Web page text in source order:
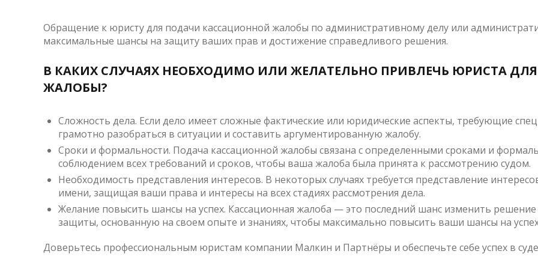
Обращение к юристу для подачи кассационной жалобы по административному делу или
максимальные шансы на защиту ваших прав и достижение справедливого решения.
В КАКИХ СЛУЧАЯХ НЕОБХОДИМО ИЛИ ЖЕЛАТЕЛЬНО ПРИВЛЕЧЬ ЮРИСТА
ЖАЛОБЫ?
Сложность дела. Если дело имеет сложные фактические или юридические аспекты, требующие
грамотно разобраться в ситуации и составить аргументированную жалобу.
Сроки и формальности. Подача кассационной жалобы связана с определенными сроками и
соблюдением всех требований и сроков, чтобы ваша жалоба была принята к рассмотрению судом.
Необходимость представления интересов. В некоторых случаях требуется представление
имени, защищая ваши права и интересы на всех стадиях рассмотрения дела.
Желание повысить шансы на успех. Кассационная жалоба — это последний шанс изменить
защиты, основанную на своем опыте и знаниях, чтобы максимально повысить ваши шансы на
Доверьтесь профессиональным юристам компании Малкин и Партнёры и обеспечьте себе успех в